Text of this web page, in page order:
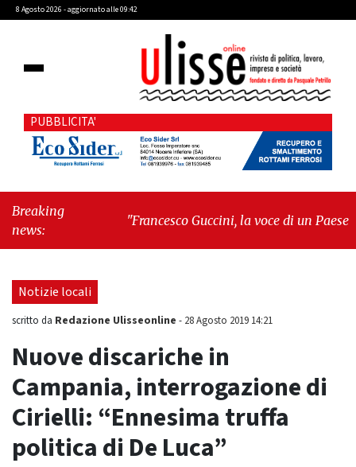
8 Agosto 2026 - aggiornato alle 09:42
PUBBLICITA'
Breaking
news:
"Francesco Guccini, la voce di un Paese
Notizie locali
scritto da Redazione Ulisseonline - 28 Agosto 2019 14:21
Nuove discariche in
Campania, interrogazione di
Cirielli: “Ennesima truffa
politica di De Luca”